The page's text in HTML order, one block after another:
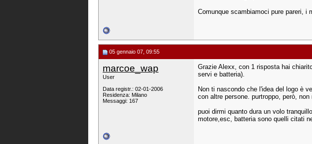
Comunque scambiamoci pure pareri, i
05 gennaio 07, 09:55
marcoe_wap
User
Data registr.: 02-01-2006
Residenza: Milano
Messaggi: 167
Grazie Alexx, con 1 risposta hai
servi e batteria).
Non ti nascondo che l'idea del logo è
con altre persone. purtroppo, però,
puoi dirmi quanto dura un volo
motore,esc, batteria sono quelli citati